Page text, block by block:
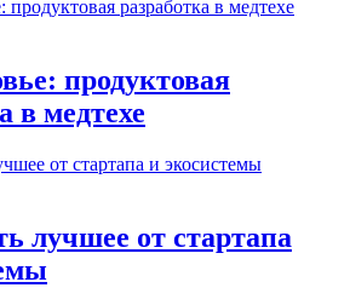
продуктовая
в медтехе
лучшее от стартапа